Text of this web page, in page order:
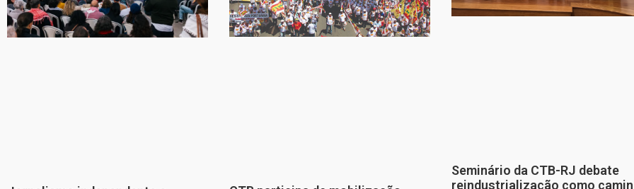
Seminário da CTB-RJ debate
reindustrialização como